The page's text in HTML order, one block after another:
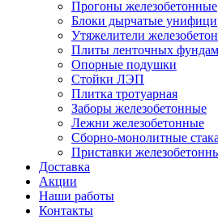
Прогоны железобетонные
Блоки дырчатые
Утяжелители
Плиты ленточных
Опорные подушки
Стойки ЛЭП
Плитка тротуарная
Заборы железобетонные
Лежни железобетонные
Сборно-монолитные
Приставки
Доставка
Акции
Наши работы
Контакты